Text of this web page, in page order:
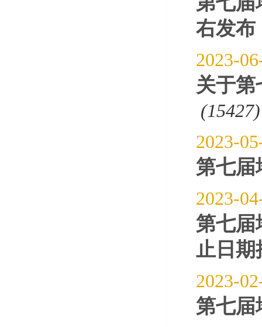
右发
2023-
关于第
(15427)
2023-
第七届
2023-
第七届
止日期
2023-
第七届